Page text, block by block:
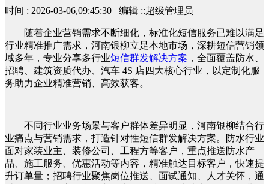
时间 : 2026-03-06,09:45:30 编辑 ::超级管理员
随着企业营销需求不断细化，标准化短信服务已难以满足
行业精准推广需求，河南银柳立足本地市场，深耕短信营销领
域多年，专业分享多行业短信群发解决方案 ，全面覆盖防水、
招聘、建筑资质代办、汽车 4S 店四大核心行业，以定制化服
务助力企业精准营销、高效获客。
不同行业业务场景与客户群体差异明显，河南银柳结合行
业痛点与营销需求，打造针对性短信群发解决方案。防水行业
面对家装业主、装修公司、工程方等客户，重点推送防水产
品、施工服务、优惠活动等内容，精准触达目标客户，快速提
升订单量；招聘行业聚焦岗位推送、面试通知、人才关怀，通